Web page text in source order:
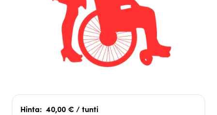
Hinta: 40,00 € / tunti